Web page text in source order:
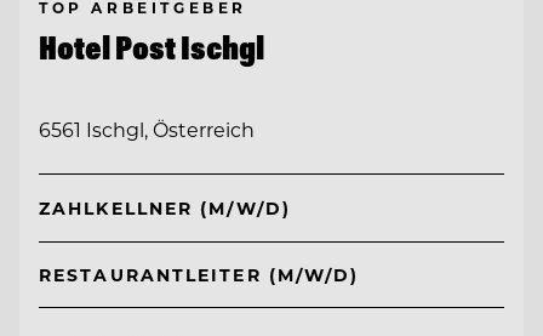
TOP ARBEITGEBER
Hotel Post Ischgl
6561 Ischgl, Österreich
ZAHLKELLNER (M/W/D)
RESTAURANTLEITER (M/W/D)